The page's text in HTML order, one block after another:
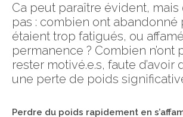
Ca peut paraître évident, mais
pas : combien ont abandonné
étaient trop fatigués, ou
permanence ? Combien n’ont
rester motivé.e.s, faute d’avoir
une perte de poids
Perdre du poids rapidement en